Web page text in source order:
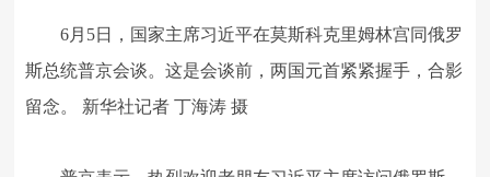
6月5日，国家主席习近平在莫斯科克里姆林宫同俄罗
斯总统普京会谈。这是会谈前，两国元首紧紧握手，合影
留念。 新华社记者 丁海涛 摄